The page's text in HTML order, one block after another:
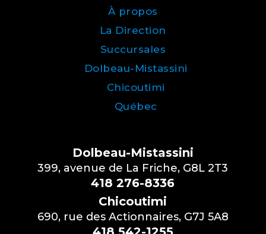
À propos
La Direction
Succursales
Dolbeau-Mistassini
Chicoutimi
Québec
Dolbeau-Mistassini
399, avenue de La Friche, G8L 2T3
418 276-8336
Chicoutimi
690, rue des Actionnaires, G7J 5A8